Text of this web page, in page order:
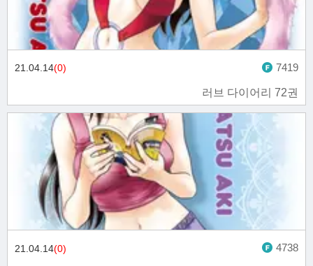
러브 다이어리 72권
21.04.14(0) 7419
21.04.14(0) 4738